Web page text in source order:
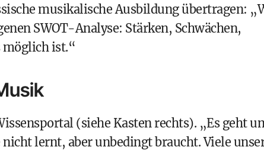
musikalische Ausbildung übertragen:
SWOT-Analyse: Stärken, Schwächen,
möglich ist.“
(siehe Kasten rechts). „Es geht
lernt, aber unbedingt braucht. Viele